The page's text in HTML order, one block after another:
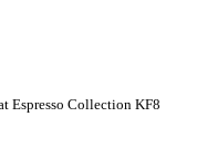
Espresso Collection KF8